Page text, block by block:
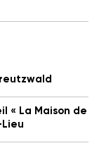
« La Maison de